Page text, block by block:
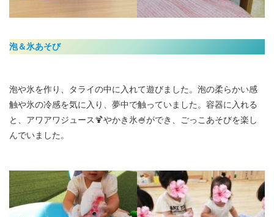
泡＆氷あそび
泡や氷を作り、タライの中に入れて遊びました。泡の柔らかい感
触や氷の冷感を気に入り、夢中で触っていました。容器に入れる
と、アワアワジュース🍹やかき氷🍧ができ、ごっこあそびを楽し
んでいました。